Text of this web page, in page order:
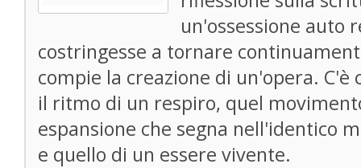
un'ossessione auto
costringesse a tornare
compie la creazione di un'opera.
il ritmo di un respiro, quel
espansione che segna nell'identico
e quello di un essere vivente.